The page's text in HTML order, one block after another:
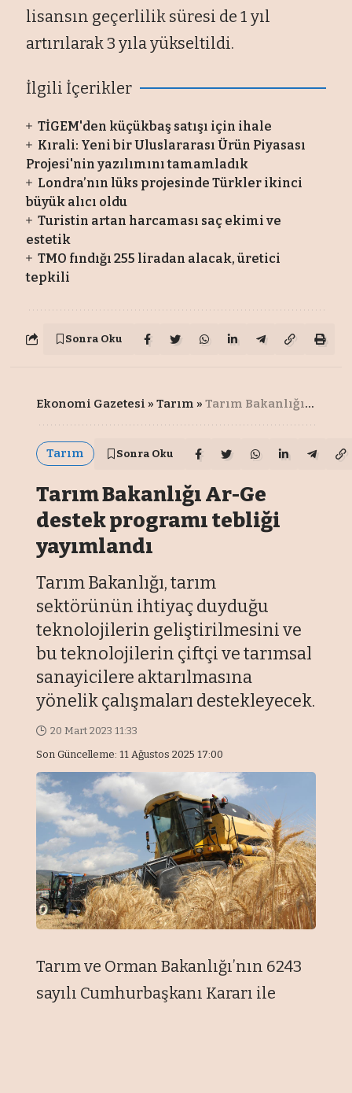
lisansın geçerlilik süresi de 1 yıl
artırılarak 3 yıla yükseltildi.
İlgili İçerikler
TİGEM'den küçükbaş satışı için ihale
Kırali: Yeni bir Uluslararası Ürün Piyasası
Projesi'nin yazılımını tamamladık
Londra’nın lüks projesinde Türkler ikinci
büyük alıcı oldu
Turistin artan harcaması saç ekimi ve
estetik
TMO fındığı 255 liradan alacak, üretici
tepkili
Sonra Oku
Ekonomi Gazetesi »Tarım »Tarım Bakanlığı Ar-Ge destek programı tebliği yayımlandı
Tarım Sonra Oku
Tarım Bakanlığı Ar-Ge
destek programı tebliği
yayımlandı
Tarım Bakanlığı, tarım
sektörünün ihtiyaç duyduğu
teknolojilerin geliştirilmesini ve
bu teknolojilerin çiftçi ve tarımsal
sanayicilere aktarılmasına
yönelik çalışmaları destekleyecek.
Son Güncelleme: 11 Ağustos 2025 17:00
20 Mart 2023 11:33
Tarım ve Orman Bakanlığı’nın 6243
sayılı Cumhurbaşkanı Kararı ile